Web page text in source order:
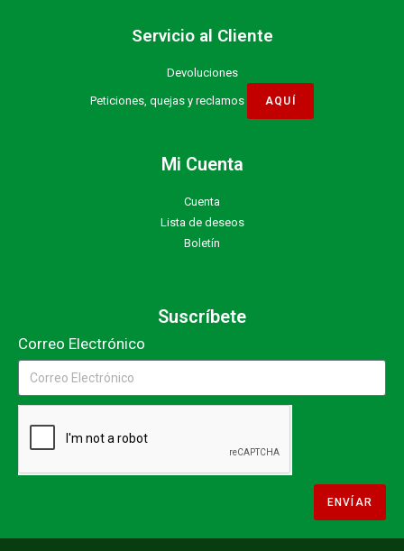
Servicio al Cliente
Devoluciones
Peticiones, quejas y reclamos
Mi Cuenta
Cuenta
Lista de deseos
Boletín
Suscríbete
Correo Electrónico
ENVÍAR